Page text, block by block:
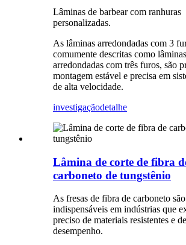
Lâminas de barbear com ranhuras
personalizadas.
As lâminas arredondadas com 3
comumente descritas como
arredondadas com três furos, são
montagem estável e precisa em
de alta velocidade.
investigaçãodetalhe
Lâmina de corte de fibra
carboneto de tungstênio
As fresas de fibra de carboneto
indispensáveis ​​em indústrias que
preciso de materiais resistentes e
desempenho.